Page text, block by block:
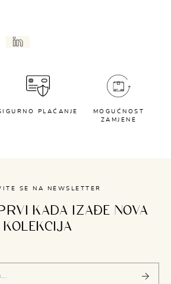
PLAĆANJE
MOGUĆNOST
ZAMJENE
SE NA NEWSLETTER
KADA IZAĐE NOVA
KOLEKCIJA